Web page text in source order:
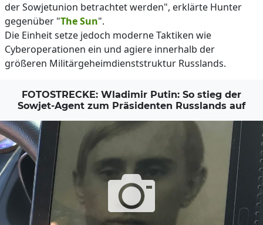
der Sowjetunion betrachtet werden", erklärte Hunter
gegenüber "The Sun".
Die Einheit setze jedoch moderne Taktiken wie
Cyberoperationen ein und agiere innerhalb der
größeren Militärgeheimdienststruktur Russlands.
FOTOSTRECKE: Wladimir Putin: So stieg der
Sowjet-Agent zum Präsidenten Russlands auf